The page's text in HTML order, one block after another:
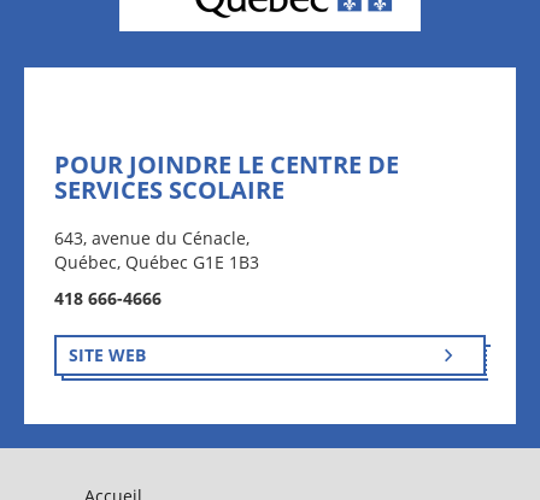
POUR JOINDRE LE CENTRE DE
SERVICES SCOLAIRE
643, avenue du Cénacle,
Québec, Québec G1E 1B3
418 666-4666
SITE WEB